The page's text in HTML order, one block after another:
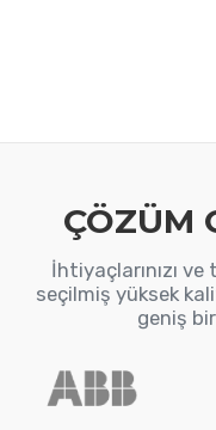
ÇÖZÜM
İhtiyaçlarınızı
seçilmiş yüksek
geniş